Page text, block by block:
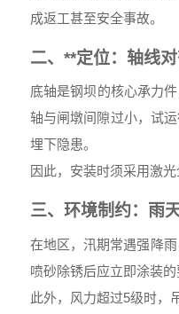
成返工甚至安全事故。
二、**定位：轴线
底轴是钢坝的核心承力
轴与闸墩间隙过小，试
埋下隐患。
因此，安装时须采用激
三、环境制约：雨
在地区，汛期常遇强降
喷砂除锈后应立即涂装
此外，风力超过5级时，